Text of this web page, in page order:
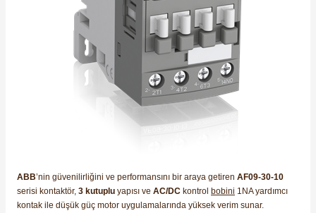
ABB’nin güvenilirliğini ve performansını bir araya getiren AF09-30-10
serisi kontaktör, 3 kutuplu yapısı ve AC/DC kontrol bobini 1NA yardımcı
kontak ile düşük güç motor uygulamalarında yüksek verim sunar.